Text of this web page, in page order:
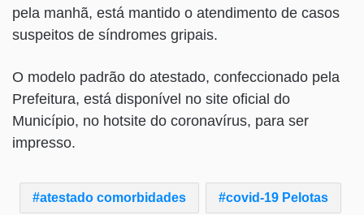
pela manhã, está mantido o atendimento de casos
suspeitos de síndromes gripais.
O modelo padrão do atestado, confeccionado pela
Prefeitura, está disponível no site oficial do
Município, no hotsite do coronavírus, para ser
impresso.
atestado comorbidades covid-19 Pelotas